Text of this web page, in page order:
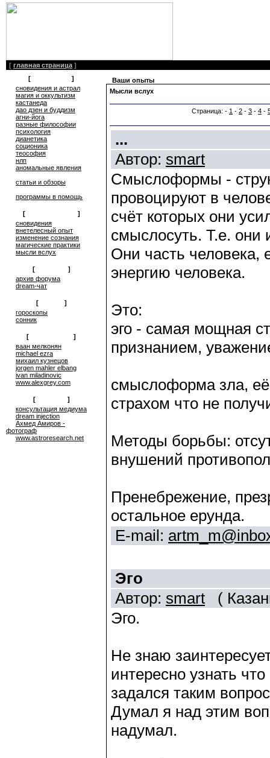
[ главная страница ]
[
]
сновидения и астрал
магия и оккультизм
кастанеда
дао дзен и буддизм
агни-йога
разные философии
психология
дианетика
соционика
теософия
нлп
аномальные явления
статьи и обзоры
программы в помощь
[
]
cновидения
внетелесный опыт
изменение сознания
магические практики
мысли вслух
[
]
архив форума
dream-чат
[
]
гороскопы
сонник
[
]
ваан мелконян
michael ezra
михаил кузнецов
jorgen mahler elbang
ivan miladinovic
www.alexgrey.com
[
]
консультация медиума
dream injection
Ахмед Амиров -
фотограф
www.astroresearch.net
Ваши опыты
Мысли вслух
Страница: - 1 - 2 - 3 - 4 -
...
Автор: smart
Смыслоформы -
провоцируют в
счёт которых они
смыслосуть. Т.е. они
Они часть человека,
энергию человека.
Это:
эго - самая мощная
признанием,
смыслоформа зла,
страхом что не
Методы борьбы:
внушений
Пренебрежение,
остальное ерунда.
E-mail:
Эго
Автор: smart (
Эго.
Не знаю
интересно узнать
задался таким
Думал я над этим
надумал.